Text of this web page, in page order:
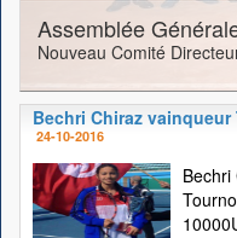
Assemblée
Nouveau Comité
Bechri Chiraz vainqueur
24-10-2016